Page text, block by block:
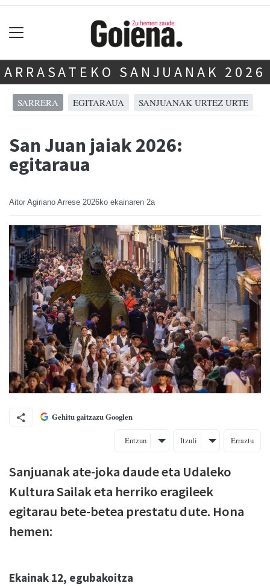
ARRASATEKO SANJUANAK 2026
SARRERA EGITARAUA SANJUANAK URTEZ URTE
San Juan jaiak 2026:
egitaraua
Aitor Agiriano Arrese 2026ko ekainaren 2a
Gehitu gaitzazu Googlen
Entzun Itzuli Erraztu
Sanjuanak ate-joka daude eta Udaleko
Kultura Sailak eta herriko eragileek
egitarau bete-betea prestatu dute. Hona
hemen:
Ekainak 12, egubakoitza